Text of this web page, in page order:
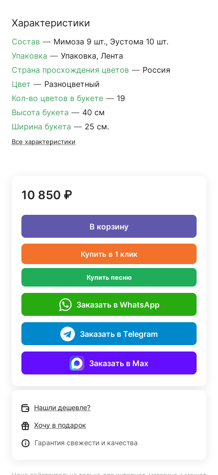
Характеристики
Состав — Мимоза 9 шт., Эустома 10 шт.
Упаковка — Упаковка, Лента
Страна просхождения цветов — Россия
Цвет — Разноцветный
Кол-во цветов в букете — 19
Высота букета — 40 см
Ширина букета — 25 см.
Все характеристики
10 850 ₽
В корзину
Купить в 1 клик
Купить песню
Заказать в WhatsApp
Заказать в Telegram
Заказать в Max
Нашли дешевле?
Хочу в подарок
Гарантия свежести и качества